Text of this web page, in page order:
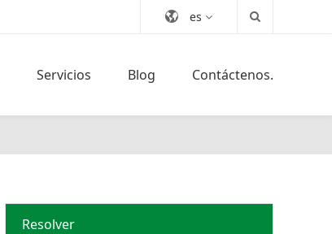
es
Servicios Blog Contáctenos.
Resolver